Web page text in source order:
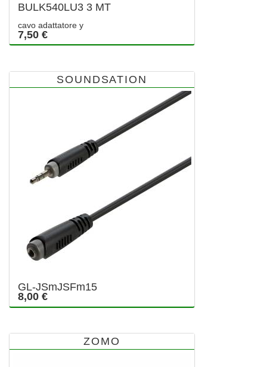
BULK540LU3 3 MT
cavo adattatore y
7,50 €
SOUNDSATION
GL-JSmJSFm15
8,00 €
ZOMO